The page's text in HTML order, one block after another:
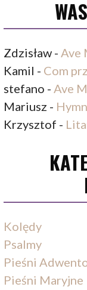
Zdzisław -Ave
Kamil - Com
stefano -Ave
Mariusz -
Krzysztof -
Kolędy
Psalmy
Pieśni
Pieśni Maryjne